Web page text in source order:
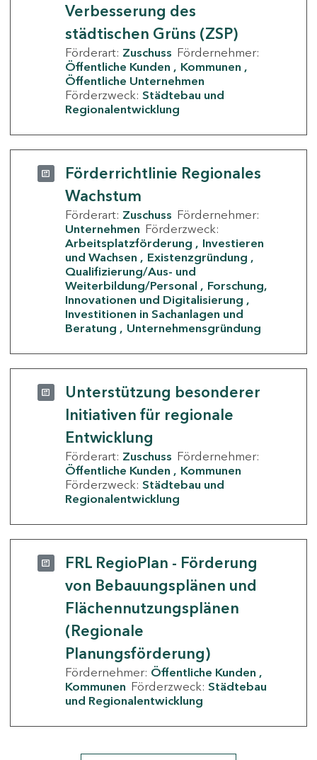
Verbesserung des
städtischen Grüns (ZSP)
Förderart: Zuschuss Fördernehmer:
Öffentliche Kunden
Kommunen
Öffentliche Unternehmen
Förderzweck: Städtebau und
Regionalentwicklung
Förderrichtlinie Regionales
Wachstum
Förderart: Zuschuss Fördernehmer:
Unternehmen Förderzweck:
Arbeitsplatzförderung
Investieren
und Wachsen
Existenzgründung
Qualifizierung/Aus- und
Weiterbildung/Personal
Forschung,
Innovationen und Digitalisierung
Investitionen in Sachanlagen und
Beratung
Unternehmensgründung
Unterstützung besonderer
Initiativen für regionale
Entwicklung
Förderart: Zuschuss Fördernehmer:
Öffentliche Kunden
Kommunen
Förderzweck: Städtebau und
Regionalentwicklung
FRL RegioPlan - Förderung
von Bebauungsplänen und
Flächennutzungsplänen
(Regionale
Planungsförderung)
Fördernehmer: Öffentliche Kunden
Kommunen Förderzweck: Städtebau
und Regionalentwicklung